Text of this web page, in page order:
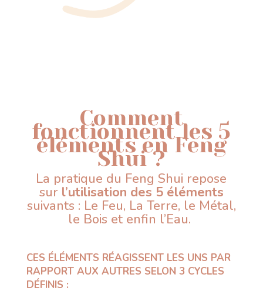
Comment
fonctionnent les 5
éléments en Feng
Shui ?
La pratique du Feng Shui repose
sur l’utilisation des 5 éléments
suivants : Le Feu, La Terre, le Métal,
le Bois et enfin l’Eau.
CES ÉLÉMENTS RÉAGISSENT LES UNS PAR
RAPPORT AUX AUTRES SELON 3 CYCLES
DÉFINIS :